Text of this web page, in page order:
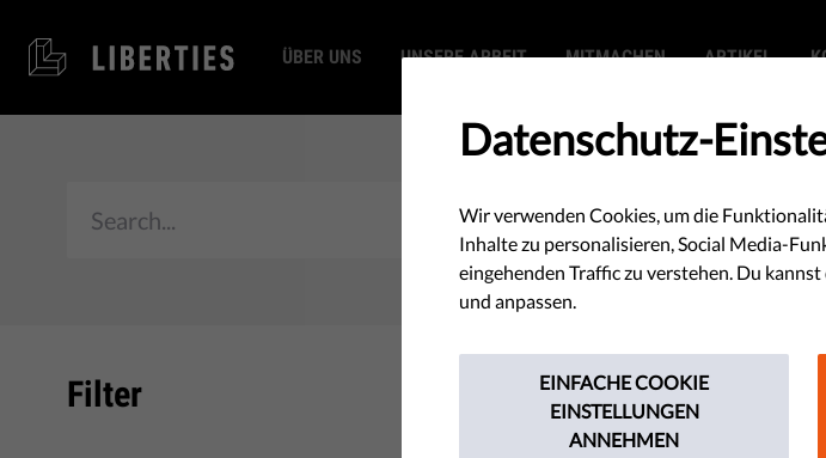
ÜBER UNS UNSERE ARBEIT MITMACHEN ARTIKEL
Filter
Datenschutz-
Wir verwenden Cookies, um die
Inhalte zu personalisieren, Social Media-
eingehenden Traffic zu verstehen. Du
und anpassen.
EINFACHE COOKIE
EINSTELLUNGEN
ANNEHMEN